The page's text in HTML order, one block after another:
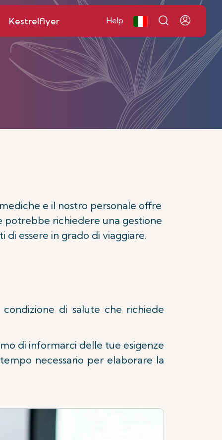
Kestrelflyer Help
e il nostro personale offre
potrebbe richiedere una gestione
essere in grado di viaggiare.
di salute che richiede
di informarci delle tue esigenze
necessario per elaborare la